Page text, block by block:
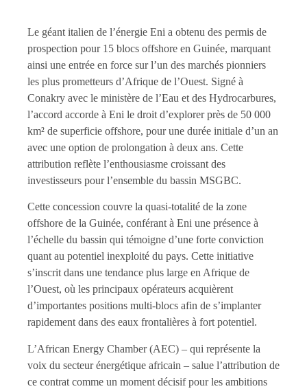
Le géant italien de l’énergie Eni a obtenu des permis de
prospection pour 15 blocs offshore en Guinée, marquant
ainsi une entrée en force sur l’un des marchés pionniers
les plus prometteurs d’Afrique de l’Ouest. Signé à
Conakry avec le ministère de l’Eau et des Hydrocarbures,
l’accord accorde à Eni le droit d’explorer près de 50 000
km² de superficie offshore, pour une durée initiale d’un an
avec une option de prolongation à deux ans. Cette
attribution reflète l’enthousiasme croissant des
investisseurs pour l’ensemble du bassin MSGBC.
Cette concession couvre la quasi-totalité de la zone
offshore de la Guinée, conférant à Eni une présence à
l’échelle du bassin qui témoigne d’une forte conviction
quant au potentiel inexploité du pays. Cette initiative
s’inscrit dans une tendance plus large en Afrique de
l’Ouest, où les principaux opérateurs acquièrent
d’importantes positions multi-blocs afin de s’implanter
rapidement dans des eaux frontalières à fort potentiel.
L’African Energy Chamber (AEC) – qui représente la
voix du secteur énergétique africain – salue l’attribution de
ce contrat comme un moment décisif pour les ambitions